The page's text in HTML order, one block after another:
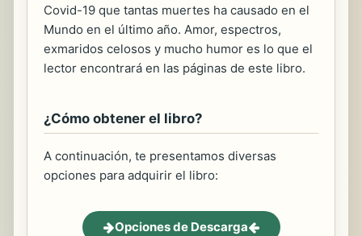
Covid-19 que tantas muertes ha causado en el
Mundo en el último año. Amor, espectros,
exmaridos celosos y mucho humor es lo que el
lector encontrará en las páginas de este libro.
¿Cómo obtener el libro?
A continuación, te presentamos diversas
opciones para adquirir el libro:
Opciones de Descarga